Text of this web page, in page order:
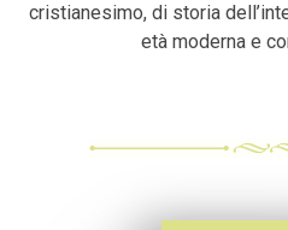
cristianesimo, di storia
età moderna e